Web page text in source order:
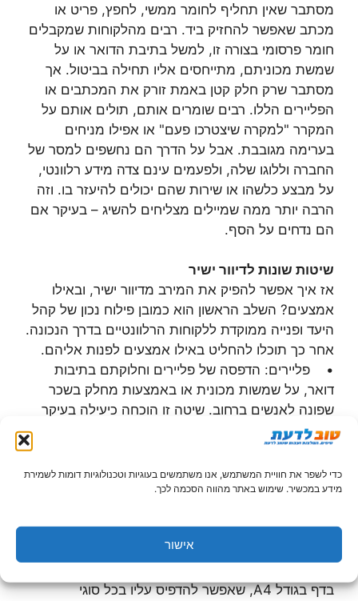
כדי לשפר את חוויית המשתמש, אנו משתמשים בעוגיות וטכנולוגיות דומות לשמירת
מידע במכשיר. שימוש באתר מהווה הסכמה לכך.
אישור
מסתבר שאין תחליף לחומר ממשי, לחפץ, פריט או
מכתב שאפשר להחזיק ביד. רבים מהלקוחות שמקבלים
חומר פרסומי בצורה זו, למשל בתיבת הדואר או על
שמשת מכוניתם, מתייחסים אליו תחילה בביטול. אך
מסתבר שרק חלק קטן באמת זורק את המכתבים או
הפליירים הללו. רבים שומרים אותם, תולים אותם על
המקרר "למקרה שיצטרכו פעם" או אפילו מניחים
בערימה מגובבת. אבל על הדרך הם נחשפים למסר של
החברה וללוגו שלה, ולפעמים עינם צדה מידע רלוונטי,
על מבצע כלשהו או שירות שהם יכולים להיעזר בו. וזה
הרבה יותר ממה שמיילים מצליחים להשיג – בעיקר אם
הם נדחים על הסף.
שיטות שונות לדיוור ישיר
אז איך אפשר להפיק את המירב מדיוור ישיר, ובאילו
אמצעים? השלב הראשון הוא כמובן פילוח נכון של קהל
היעד ופנייה ממוקדת ללקוחות הרלוונטיים בדרך הנכונה.
אחר כך תוכלו להחליט באילו אמצעים לפנות אליהם.
• פליירים: הדפסה של פליירים וחלוקתם בתיבות
דואר, על שמשות מכונית או באמצעות מחלק בשכר
שפונה לאנשים ברחוב. שיטה זו הוכחה כיעילה בעיקר
עבור יידוע אוכלוסייה מקומית על קיומם של בתי עסק
ועדכונם לגבי מבצעים, הנחות וכו'.
• מגנטים: מגנטים נמצאו יעילים במיוחד ככרטיס
ביקור של בתי עסק מקומיים. ההוצאה הראשונית גדולה
למקרר וכך הוא נשאר נגיש. בשעת הצורך הם יעדיפו
לחייג למספר שכתוב עליו במקום לפתוח ספר טלפונים.
בדף בגודל A4, שאפשר להדפיס עליו בכל סוגי